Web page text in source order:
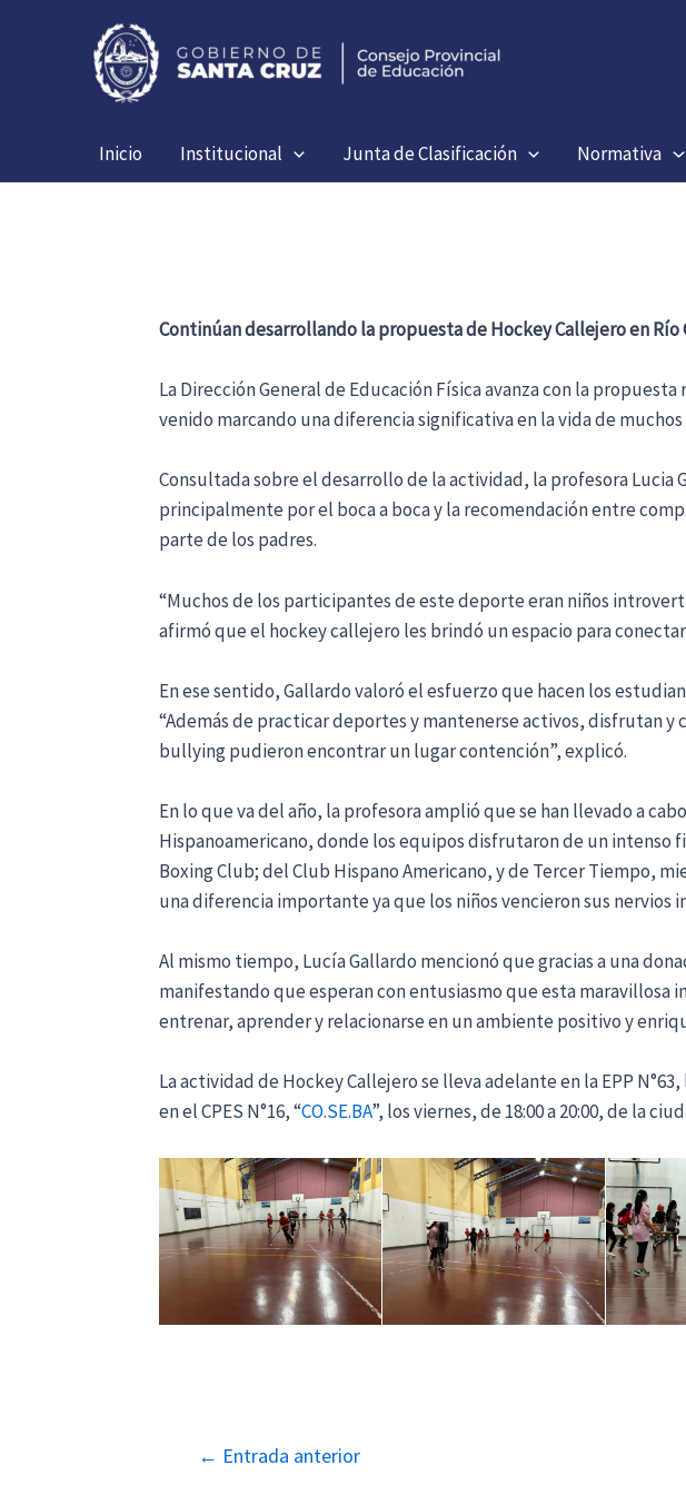
Inicio Institucional Junta de Clasificación Normativa
Continúan desarrollando la propuesta de Hockey Callejero en Río
La Dirección General de Educación Física avanza con la
venido marcando una diferencia significativa en la vida de
Consultada sobre el desarrollo de la actividad, la profesora
principalmente por el boca a boca y la recomendación entre
parte de los padres.
“Muchos de los participantes de este deporte eran niños
afirmó que el hockey callejero les brindó un espacio para
En ese sentido, Gallardo valoró el esfuerzo que hacen los
“Además de practicar deportes y mantenerse activos, disfrutan
bullying pudieron encontrar un lugar contención”, explicó.
En lo que va del año, la profesora amplió que se han llevado a
Hispanoamericano, donde los equipos disfrutaron de un intenso
Boxing Club; del Club Hispano Americano, y de Tercer Tiempo,
una diferencia importante ya que los niños vencieron sus nervios
Al mismo tiempo, Lucía Gallardo mencionó que gracias a una
manifestando que esperan con entusiasmo que esta
entrenar, aprender y relacionarse en un ambiente positivo y
La actividad de Hockey Callejero se lleva adelante en la EPP N°63,
en el CPES N°16, “CO.SE.BA”, los viernes, de 18:00 a 20:00, de la
Navegación
← Entrada anterior